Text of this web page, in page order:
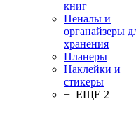
книг
Пеналы и
органайзеры
хранения
Планеры
Наклейки и
стикеры
+ ЕЩЕ 2